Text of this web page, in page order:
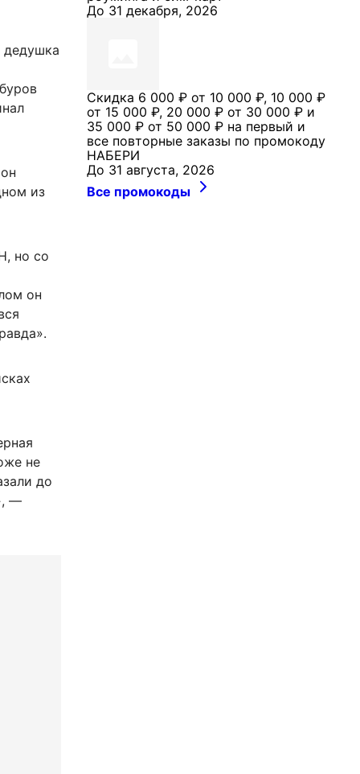
дедушка
из
но со
он
не
до
—
До 31 декабря, 2026
Скидка 6 000 ₽ от 10 000 ₽, 10 000 ₽
от 15 000 ₽, 20 000 ₽ от 30 000 ₽ и
35 000 ₽ от 50 000 ₽ на первый и
все повторные заказы по промокоду
НАБЕРИ
До 31 августа, 2026
Все промокоды